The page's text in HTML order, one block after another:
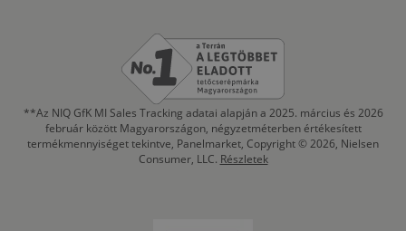
**Az NIQ GfK MI Sales Tracking adatai alapján a 2025. március és 2026
február között Magyarországon, négyzetméterben értékesített
termékmennyiséget tekintve, Panelmarket, Copyright © 2026, Nielsen
Consumer, LLC. Részletek